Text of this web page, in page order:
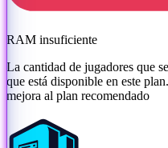
RAM insuficiente
La cantidad de jugadores que
que está disponible en este
mejora al plan recomendado